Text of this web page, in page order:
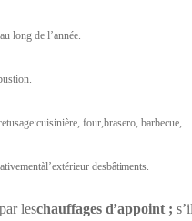
long de l’année.
four,brasero, barbecue,
desbâtiments.
leschauffages d’appoint ;